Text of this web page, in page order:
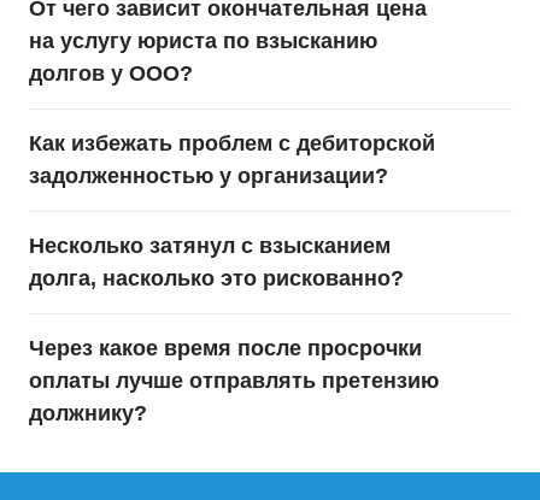
От чего зависит окончательная цена
на услугу юриста по взысканию
долгов у ООО?
Как избежать проблем с дебиторской
задолженностью у организации?
Несколько затянул с взысканием
долга, насколько это рискованно?
Через какое время после просрочки
оплаты лучше отправлять претензию
должнику?